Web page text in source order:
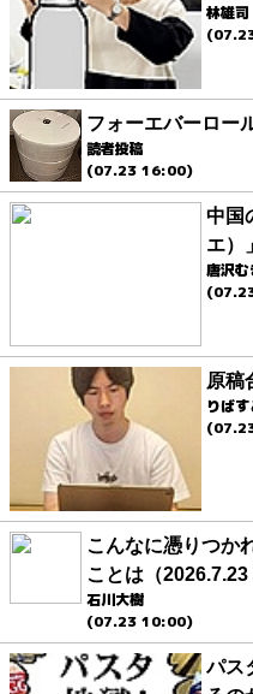
林雄司
フォーエバーロー
読者投稿
(07.23 16:00)
中国
エ）
唐沢む
原稿
りばす
こんなに憑りつか
ことは（2026.7.23
石川大樹
(07.23 10:00)
パス